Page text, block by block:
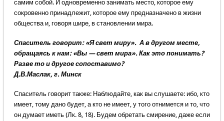
самим собой. И одновременно занимать место, которое ему
сокровенно принадлежит, которое ему предназначено в жизни
общества и, говоря шире, в становлении мира.
Спаситель говорит: «Я свет миру». А в другом месте,
обращаясь к нам: «Вы — свет мира». Как это понимать?
Разве то и другое сопоставимо?
Д.В.Маслак, г. Минск
Спаситель говорит также: Наблюдайте, как вы слушаете: ибо, кто
имеет, тому дано будет, а кто не имеет, у того отнимется и то, что
он думает иметь (Лк. 8, 18). Будем обретать смирение, даже если